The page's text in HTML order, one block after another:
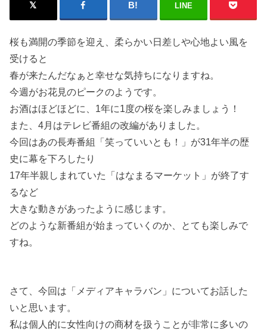
LINE
桜も満開の季節を迎え、柔らかい日差しや心地よい風を
受けると
春が来たんだなぁと幸せな気持ちになりますね。
今週がお花見のピークのようです。
お酒はほどほどに、1年に1度の桜を楽しみましょう！
また、4月はテレビ番組の改編がありました。
今回はあの長寿番組「笑っていいとも！」が31年半の歴
史に幕を下ろしたり
17年半親しまれていた「はなまるマーケット」が終了す
るなど
大きな動きがあったように感じます。
どのような新番組が始まっていくのか、とても楽しみで
すね。
さて、今回は「メディアキャラバン」についてお話した
いと思います。
私は個人的に女性向けの商材を扱うことが非常に多いの